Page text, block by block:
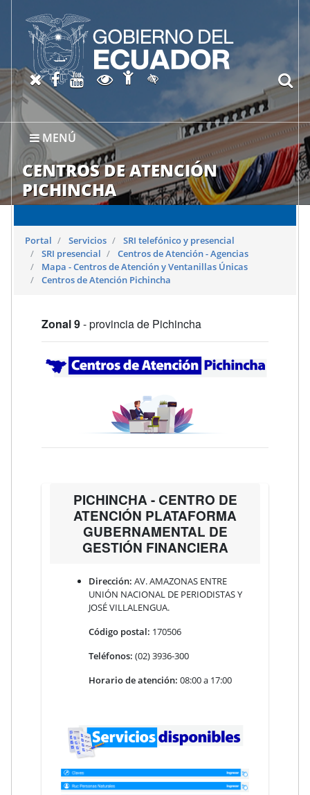
MENÚ
CENTROS DE ATENCIÓN
PICHINCHA
X oficial del SRI
Facebook oficial SRI
Canal del SRI en YouTube
Abrir página de
Abrir página de
Activar/quitar contraste
Portal Servicios
SRI telefónico y presencial
SRI presencial
Centros de Atención - Agencias
Mapa - Centros de Atención y Ventanillas Únicas
Centros de Atención Pichincha
Zonal 9- provincia de Pichincha
PICHINCHA - CENTRO DE
ATENCIÓN PLATAFORMA
GUBERNAMENTAL DE
GESTIÓN FINANCIERA
Dirección: AV. AMAZONAS ENTRE
UNIÓN NACIONAL DE PERIODISTAS Y
JOSÉ VILLALENGUA.
Código postal: 170506
Teléfonos: (02) 3936-300
Horario de atención: 08:00 a 17:00